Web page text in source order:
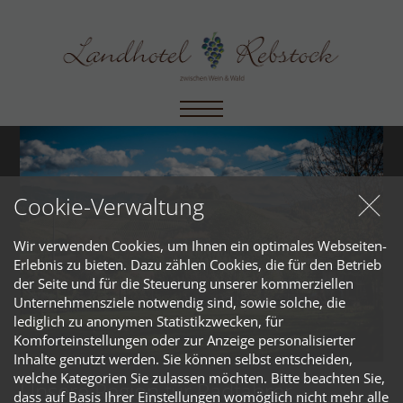
Unsere Region für Radfahrer
Cookie-Verwaltung
Wir verwenden Cookies, um Ihnen ein optimales Webseiten-
Erlebnis zu bieten. Dazu zählen Cookies, die für den Betrieb
der Seite und für die Steuerung unserer kommerziellen
Unternehmensziele notwendig sind, sowie solche, die
lediglich zu anonymen Statistikzwecken, für
Komforteinstellungen oder zur Anzeige personalisierter
Inhalte genutzt werden. Sie können selbst entscheiden,
welche Kategorien Sie zulassen möchten. Bitte beachten Sie,
dass auf Basis Ihrer Einstellungen womöglich nicht mehr alle